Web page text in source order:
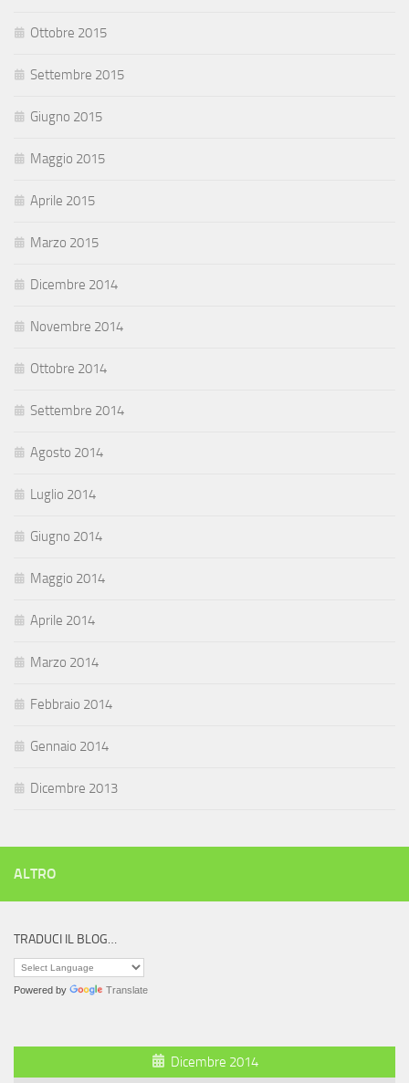
Ottobre 2015
Settembre 2015
Giugno 2015
Maggio 2015
Aprile 2015
Marzo 2015
Dicembre 2014
Novembre 2014
Ottobre 2014
Settembre 2014
Agosto 2014
Luglio 2014
Giugno 2014
Maggio 2014
Aprile 2014
Marzo 2014
Febbraio 2014
Gennaio 2014
Dicembre 2013
ALTRO
TRADUCI IL BLOG…
Powered by Translate
Dicembre 2014